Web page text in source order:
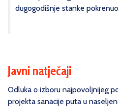
dugogodišnje stanke
Javni natječaji
Odluka o izboru najpovoljnijeg
projekta sanacije puta u